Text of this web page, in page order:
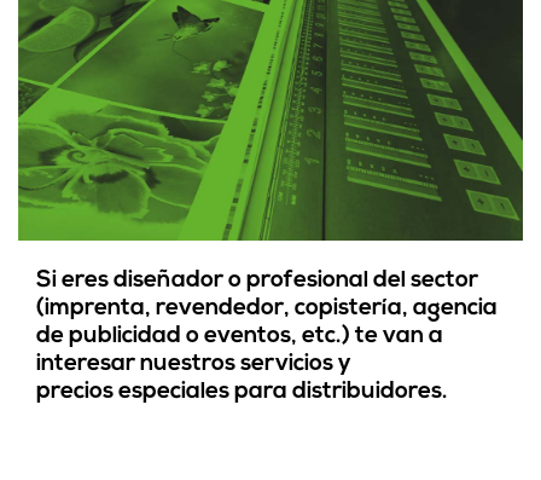
Si eres diseñador o profesional del sector
(imprenta, revendedor, copistería, agencia
de publicidad o eventos, etc.) te van a
interesar nuestros servicios y
precios especiales para distribuidores.